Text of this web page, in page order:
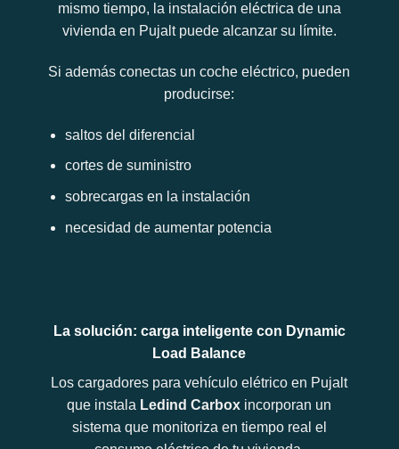
mismo tiempo, la instalación eléctrica de una
vivienda en Pujalt puede alcanzar su límite.
Si además conectas un coche eléctrico, pueden
producirse:
saltos del diferencial
cortes de suministro
sobrecargas en la instalación
necesidad de aumentar potencia
La solución: carga inteligente con Dynamic
Load Balance
Los cargadores para vehículo elétrico en Pujalt
que instala Ledind Carbox incorporan un
sistema que monitoriza en tiempo real el